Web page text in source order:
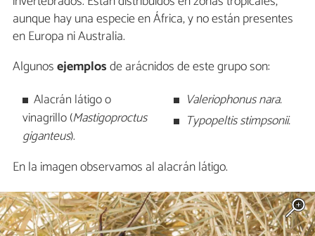
aunque hay una especie en África, y no están presentes
en Europa ni Australia.
Algunosejemplosde arácnidos de este grupo son:
Alacrán látigo o
vinagrillo (Mastigoproctus
giganteus).
Valeriophonus nara.
Typopeltis stimpsonii.
En la imagen observamos al alacrán látigo.